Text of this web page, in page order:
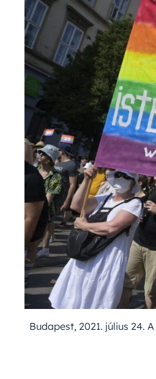
Budapest, 2021. július 24.